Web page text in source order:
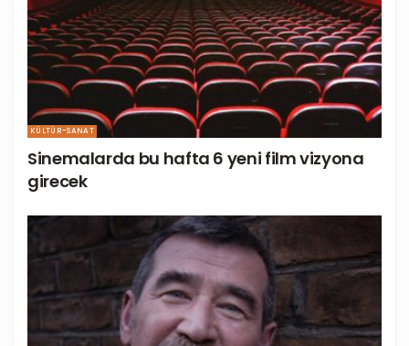
KÜLTÜR-SANAT
Sinemalarda bu hafta 6 yeni film vizyona
girecek